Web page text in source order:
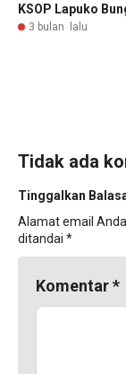
KSOP Lapuko
3 bulan lalu
Tidak ada
Tinggalkan
Alamat email
ditandai *
Komentar*